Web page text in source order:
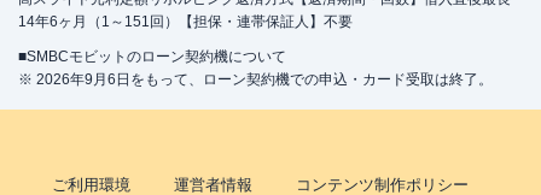
14年6ヶ月（1～151回）【担保・連帯保証人】不要
■SMBCモビットのローン契約機について
※ 2026年9月6日をもって、ローン契約機での申込・カード受取は終了。
ご利用環境 運営者情報
コンテンツ制作ポリシー